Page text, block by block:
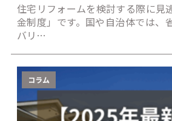
住宅リフォームを検討する際に見
金制度」です。国や自治体では、
バリ…
コラム